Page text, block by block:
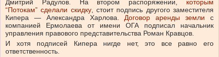
Дмитрий Радулов. На втором распоряжении, которым
“Потокам” сделали скидку, стоит подпись другого заместителя
Кипера — Александра Харлова.Договор аренды земли с
компанией Ермолаева от имени ОГА подписал начальник
управления правового представительства Роман Кравцов.
И хотя подписей Кипера нигде нет, это все равно его
ответственность.